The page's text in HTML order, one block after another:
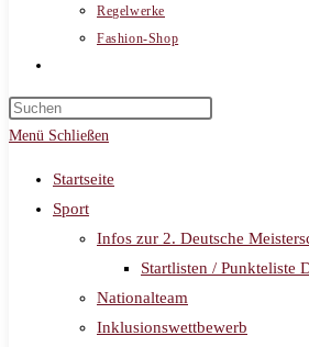
Regelwerke
Fashion-Shop
umschalten
Menü Schließen
Startseite
Sport
Infos zur 2. Deutsche
Startlisten / Punkteliste
Nationalteam
Inklusionswettbewerb